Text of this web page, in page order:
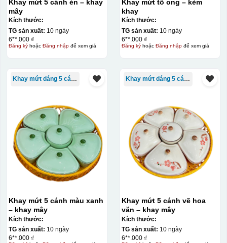
Khay mứt 5 cánh én – khay
mây
Kích thước:
TG sản xuất: 10 ngày
6**.000 ₫
Đăng kýhoặc Đăng nhậpđể xem giá
Khay mứt tổ ong – kèm
khay
Kích thước:
TG sản xuất: 10 ngày
6**.000 ₫
Đăng kýhoặc Đăng nhậpđể xem giá
Khay mứt dáng 5 cánh
Khay mứt 5 cánh màu xanh
– khay mây
Kích thước:
TG sản xuất: 10 ngày
6**.000 ₫
Khay mứt dáng 5 cánh
Khay mứt 5 cánh vẽ hoa
văn – khay mây
Kích thước:
TG sản xuất: 10 ngày
6**.000 ₫